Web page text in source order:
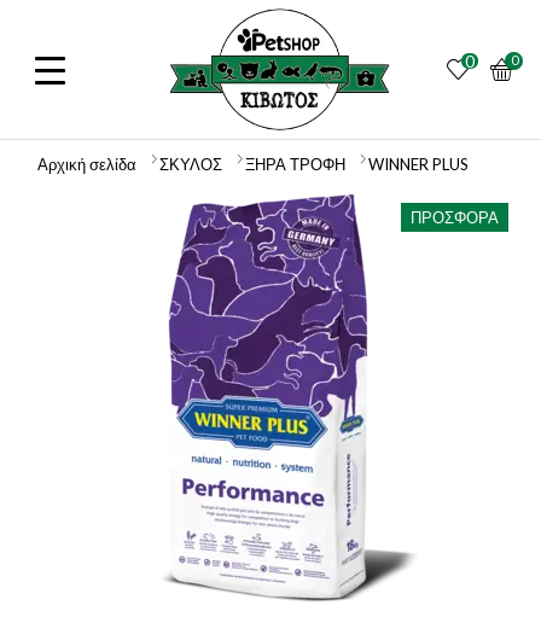
0 0
Αρχική σελίδα ΣΚΥΛΟΣ ΞΗΡΑ ΤΡΟΦΗ WINNER PLUS
ΠΡΟΣΦΟΡΆ